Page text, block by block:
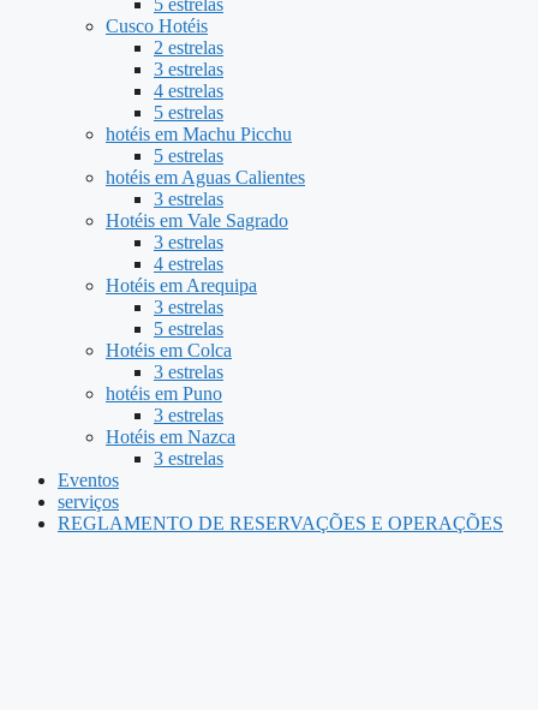
Cusco Hotéis
2 estrelas
3 estrelas
4 estrelas
5 estrelas
hotéis em Machu Picchu
5 estrelas
hotéis em Aguas Calientes
3 estrelas
Hotéis em Vale Sagrado
3 estrelas
4 estrelas
Hotéis em Arequipa
3 estrelas
5 estrelas
Hotéis em Colca
3 estrelas
hotéis em Puno
3 estrelas
Hotéis em Nazca
3 estrelas
Eventos
serviços
REGLAMENTO DE RESERVAÇÕES E OPERAÇÕES